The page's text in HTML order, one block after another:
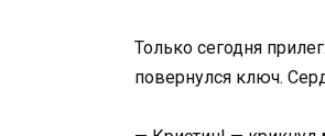
Только сегодня
повернулся ключ.